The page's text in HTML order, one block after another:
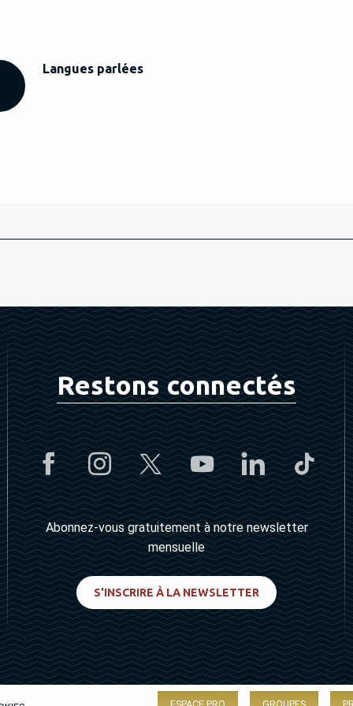
Langues parlées
Langues parlées
Restons connectés
Abonnez-vous gratuitement à notre newsletter
mensuelle
S'INSCRIRE À LA NEWSLETTER